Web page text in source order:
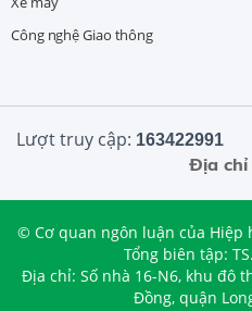
Công nghệ Giao thông
Lượt truy cập: 163422991
Địa chỉ
© Cơ quan ngôn luận của Hiệp
Tổng biên tập:
Địa chỉ: Số nhà 16-N6, khu đô
Đồng, quận